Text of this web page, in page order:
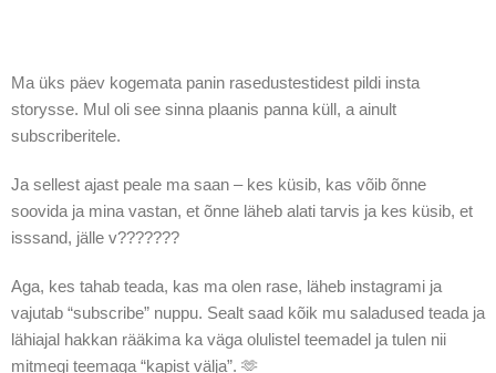
Ma üks päev kogemata panin rasedustestidest pildi insta
storysse. Mul oli see sinna plaanis panna küll, a ainult
subscriberitele.
Ja sellest ajast peale ma saan – kes küsib, kas võib õnne
soovida ja mina vastan, et õnne läheb alati tarvis ja kes küsib, et
isssand, jälle v???????
Aga, kes tahab teada, kas ma olen rase, läheb instagrami ja
vajutab “subscribe” nuppu. Sealt saad kõik mu saladused teada ja
lähiajal hakkan rääkima ka väga olulistel teemadel ja tulen nii
mitmegi teemaga “kapist välja”. 🫶